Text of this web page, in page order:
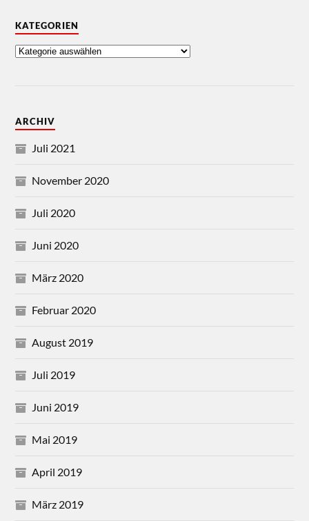
KATEGORIEN
ARCHIV
Juli 2021
November 2020
Juli 2020
Juni 2020
März 2020
Februar 2020
August 2019
Juli 2019
Juni 2019
Mai 2019
April 2019
März 2019